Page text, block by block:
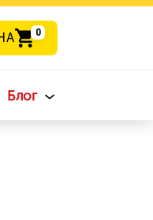
0
Блог